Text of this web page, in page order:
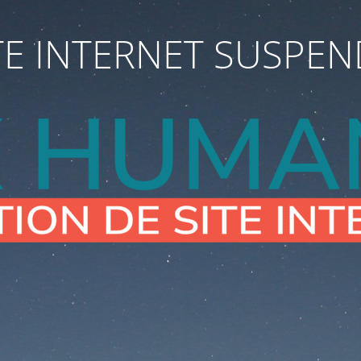
INTERNET